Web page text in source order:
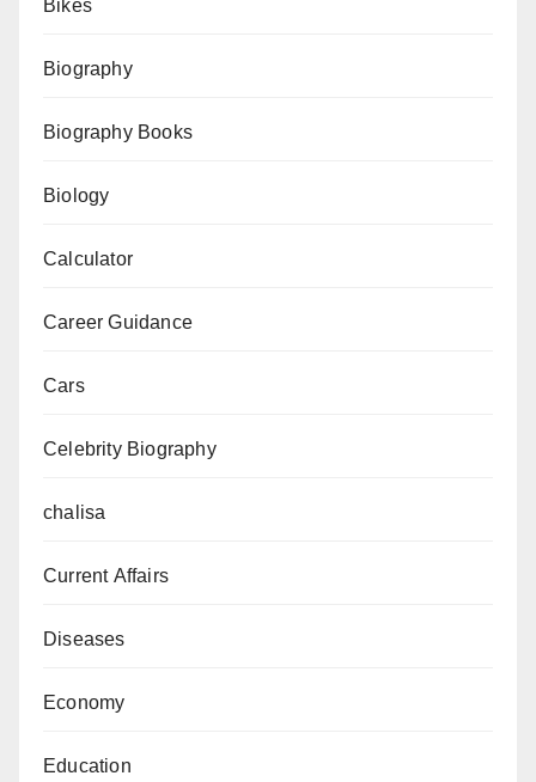
)
Bikes
Biography
Biography Books
Biology
Calculator
Career Guidance
Cars
Celebrity Biography
chalisa
Current Affairs
Diseases
Economy
Education